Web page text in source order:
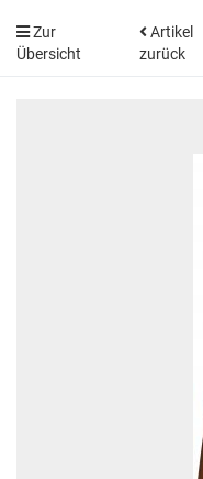
Zur
Übersicht
Artikel
zurück